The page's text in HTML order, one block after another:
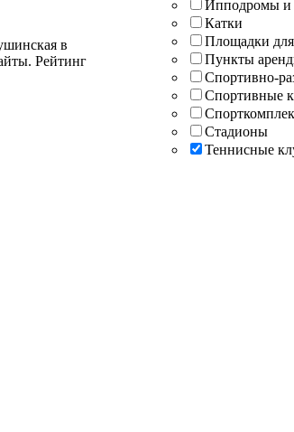
Ипподромы и
Катки
Площадки для
Пункты
Спортивно-
Спортивные
Стадионы
Теннисные
в
Рейтинг